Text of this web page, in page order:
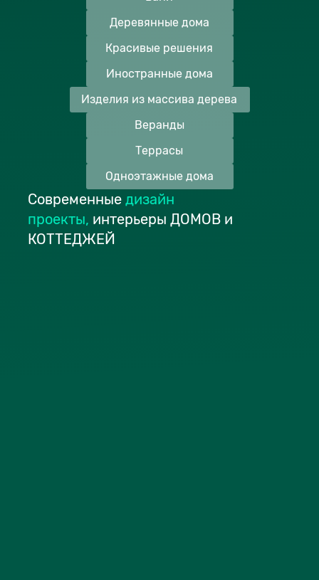
Деревянные дома
Красивые решения
Иностранные дома
Изделия из массива дерева
Веранды
Террасы
Одноэтажные дома
Современные дизайн
проекты, интерьеры ДОМОВ и
КОТТЕДЖЕЙ